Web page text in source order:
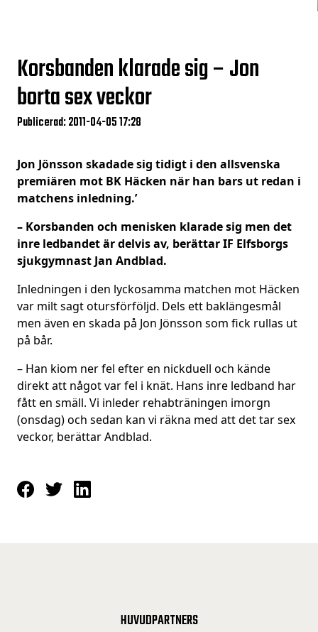
Korsbanden klarade sig – Jon
borta sex veckor
Publicerad: 2011-04-05 17:28
Jon Jönsson skadade sig tidigt i den allsvenska
premiären mot BK Häcken när han bars ut redan i
matchens inledning.’
– Korsbanden och menisken klarade sig men det
inre ledbandet är delvis av, berättar IF Elfsborgs
sjukgymnast Jan Andblad.
Inledningen i den lyckosamma matchen mot Häcken
var milt sagt otursförföljd. Dels ett baklängesmål
men även en skada på Jon Jönsson som fick rullas ut
på bår.
– Han kiom ner fel efter en nickduell och kände
direkt att något var fel i knät. Hans inre ledband har
fått en smäll. Vi inleder rehabträningen imorgn
(onsdag) och sedan kan vi räkna med att det tar sex
veckor, berättar Andblad.
HUVUDPARTNERS